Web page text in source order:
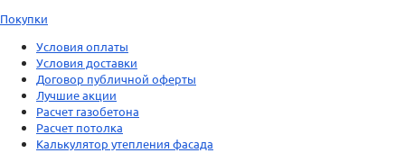
Покупки
Условия оплаты
Условия доставки
Договор публичной оферты
Лучшие акции
Расчет газобетона
Расчет потолка
Калькулятор утепления фасада